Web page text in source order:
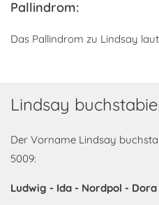
Pallindrom:
Das Pallindrom zu Lindsay
Lindsay
Der Vorname Lindsay
5009:
Ludwig - Ida - Nordpol -